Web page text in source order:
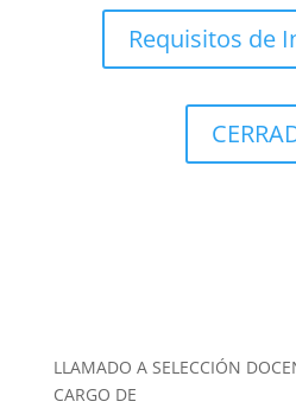
Requisitos de
LLAMADO A SELECCIÓN
CARGO DE